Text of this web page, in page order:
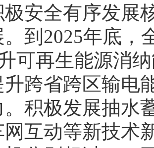
安全有序发展
到2025年底，
可再生能源消
升跨省跨区输电
。积极发展抽水
网互动等新技术